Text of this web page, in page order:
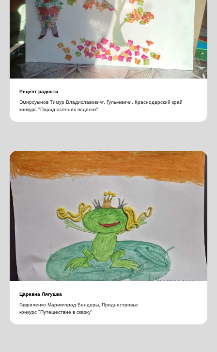
Рецепт радости
Эмирсуынов Тимур Владиславовичг. Гулькевичи, Краснодарский край
конкурс "Парад осенних поделок"
Царевна Лягушка
Гавриленко Мариягород Бендеры, Приднестровье
конкурс "Путешествие в сказку"